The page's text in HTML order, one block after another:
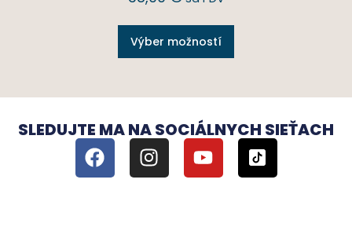
Výber možností
SLEDUJTE MA NA SOCIÁLNYCH SIEŤACH